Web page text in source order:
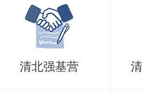
⑥大学期间成绩单原
单位红章）；
⑦其他材料（如获奖、
清北强基营